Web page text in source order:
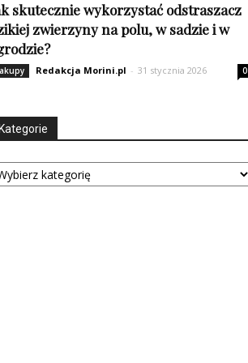
skutecznie wykorzystać odstraszacz
zwierzyny na polu, w sadzie i w
Redakcja Morini.pl - 31 stycznia 2026 0
Kategorie